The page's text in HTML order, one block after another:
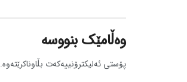
وەڵامێک بنووسە
پۆستی ئەلیکترۆنییەکەت بڵاوناکرێتەوە.